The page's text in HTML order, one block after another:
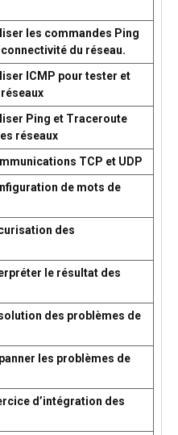
les commandes Ping
du réseau.
ICMP pour tester et
Ping et Traceroute
réseaux
TCP et UDP
de mots de
des
le résultat des
des problèmes de
les problèmes de
d’intégration des